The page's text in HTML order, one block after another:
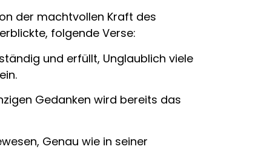
der machtvollen Kraft des
folgende Verse:
und erfüllt, Unglaublich viele
Gedanken wird bereits das
Genau wie in seiner